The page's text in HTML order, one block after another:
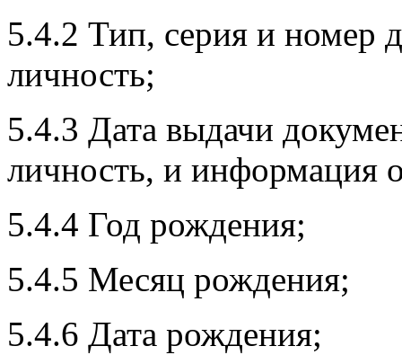
5.4.2 Тип, серия и номер
личность;
5.4.3 Дата выдачи
личность, и информация
5.4.4 Год рождения;
5.4.5 Месяц рождения;
5.4.6 Дата рождения;